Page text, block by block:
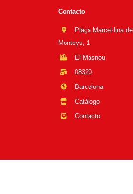
Contacto
Plaça Marcel·lina de
Monteys, 1
El Masnou
08320
Barcelona
Catálogo
Contacto